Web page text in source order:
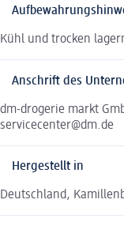
Kühl und trocken
Anschrift des
dm-drogerie markt
servicecenter@dm.de
Hergestellt in
Deutschland,